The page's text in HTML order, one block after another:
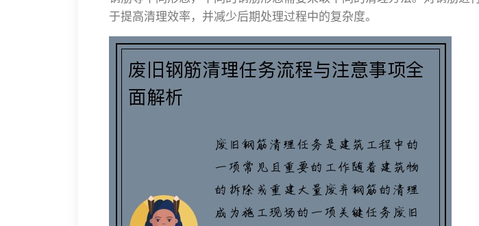
于提高清理效率，并减少后期处理过程中的复杂度。